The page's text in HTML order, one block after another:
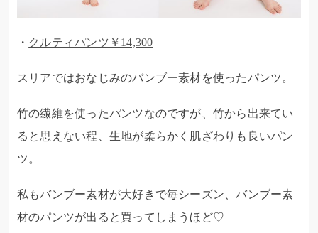
・ クルティパンツ￥14,300
スリアではおなじみのバンブー素材を使ったパンツ。
竹の繊維を使ったパンツなのですが、竹から出来てい
ると思えない程、生地が柔らかく肌ざわりも良いパン
ツ。
私もバンブー素材が大好きで毎シーズン、バンブー素
材のパンツが出ると買ってしまうほど♡